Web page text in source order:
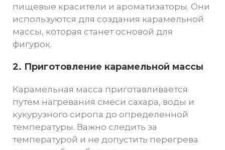
пищевые красители и ароматизаторы. Они
используются для создания карамельной
массы, которая станет основой для
фигурок.
2. Приготовление карамельной массы
Карамельная масса приготавливается
путем нагревания смеси сахара, воды и
кукурузного сиропа до определенной
температуры. Важно следить за
температурой и не допустить перегрева